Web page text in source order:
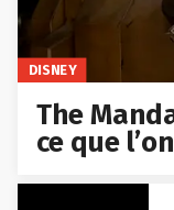
DISNEY
The
ce que